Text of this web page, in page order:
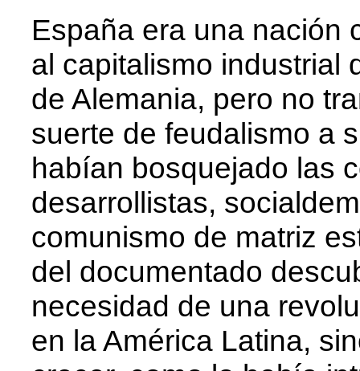
España era una nación
al capitalismo industrial
de Alemania, pero no
suerte de feudalismo a
habían bosquejado las
desarrollistas,
comunismo de matriz
del documentado
necesidad de una
en la América Latina,